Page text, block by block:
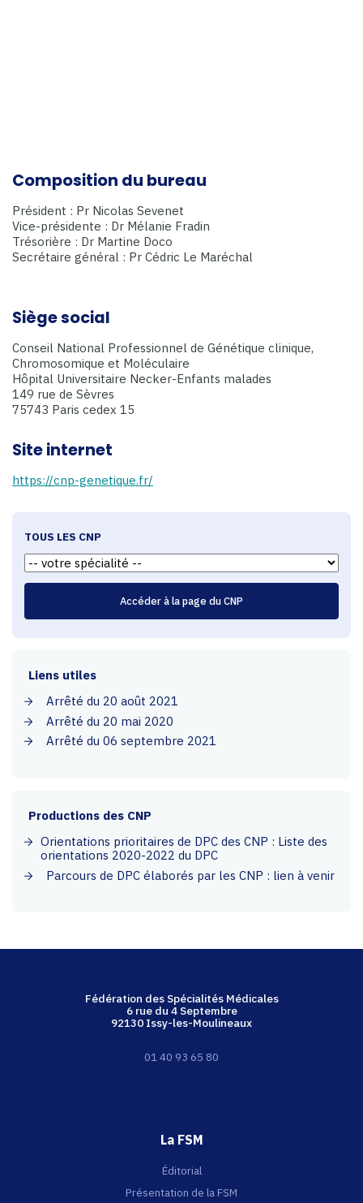
Composition du bureau
Président : Pr Nicolas Sevenet
Vice-présidente : Dr Mélanie Fradin
Trésorière : Dr Martine Doco
Secrétaire général : Pr Cédric Le Maréchal
Siège social
Conseil National Professionnel de Génétique clinique,
Chromosomique et Moléculaire
Hôpital Universitaire Necker-Enfants malades
149 rue de Sèvres
75743 Paris cedex 15
Site internet
https://cnp-genetique.fr/
TOUS LES CNP
Liens utiles
Arrêté du 20 août 2021
Arrêté du 20 mai 2020
Arrêté du 06 septembre 2021
Productions des CNP
Orientations prioritaires de DPC des CNP : Liste des
orientations 2020-2022 du DPC
Parcours de DPC élaborés par les CNP : lien à venir
Fédération des Spécialités Médicales
6 rue du 4 Septembre
92130 Issy-les-Moulineaux
01 40 93 65 80
La FSM
Éditorial
Présentation de la FSM